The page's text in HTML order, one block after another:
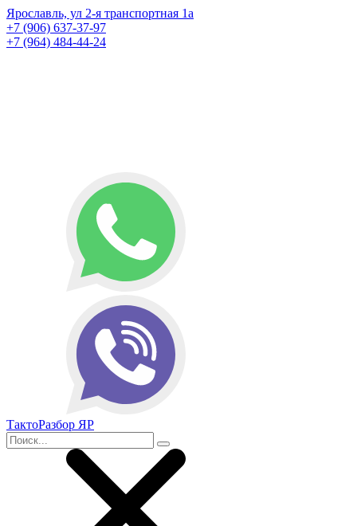
Ярославль, ул 2-я транспортная 1а
+7 (906) 637-37-97
+7 (964) 484-44-24
ТактоРазбор ЯР